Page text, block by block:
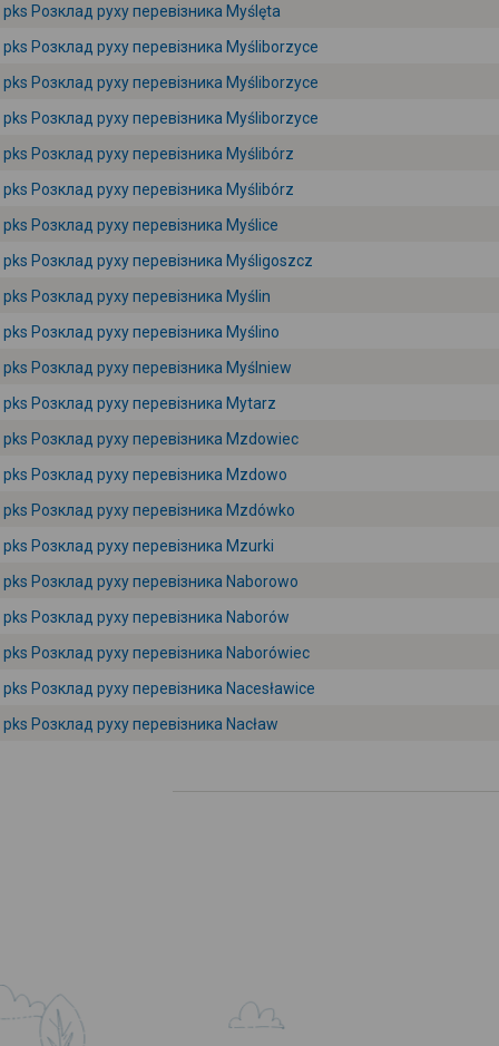
pks Розклад руху перевізника Myślęta
pks Розклад руху перевізника Myśliborzyce
pks Розклад руху перевізника Myśliborzyce
pks Розклад руху перевізника Myśliborzyce
pks Розклад руху перевізника Myślibórz
pks Розклад руху перевізника Myślibórz
pks Розклад руху перевізника Myślice
pks Розклад руху перевізника Myśligoszcz
pks Розклад руху перевізника Myślin
pks Розклад руху перевізника Myślino
pks Розклад руху перевізника Myślniew
pks Розклад руху перевізника Mytarz
pks Розклад руху перевізника Mzdowiec
pks Розклад руху перевізника Mzdowo
pks Розклад руху перевізника Mzdówko
pks Розклад руху перевізника Mzurki
pks Розклад руху перевізника Naborowo
pks Розклад руху перевізника Naborów
pks Розклад руху перевізника Naborówiec
pks Розклад руху перевізника Nacesławice
pks Розклад руху перевізника Nacław